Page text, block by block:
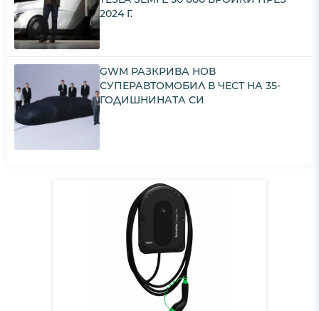
2024 Г.
GWM РАЗКРИВА НОВ
СУПЕРАВТОМОБИЛ В ЧЕСТ НА 35-
ГОДИШНИНАТА СИ